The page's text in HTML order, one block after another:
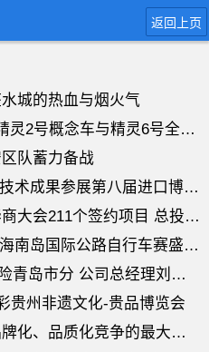
返回上页
城的热血与烟火气
smart品牌之夜重磅启幕，精灵2号概念车与精灵6号全球首秀
队蓄力备战
Honda携全领域产品及安全技术成果参展第八届进口博览会
淮安成功举办第四届淮河华商大会211个签约项目 总投资1486.4亿元
“喜德盛杯”2024第十五届环海南岛国际公路自行车赛盛大开幕
“高管说消保”—中国人寿财险青岛市分 公司总经理刘伟专访
贵州非遗文化-贵品博览会
为何金种子馥合香能成为品牌化、品质化竞争的最大受益者？